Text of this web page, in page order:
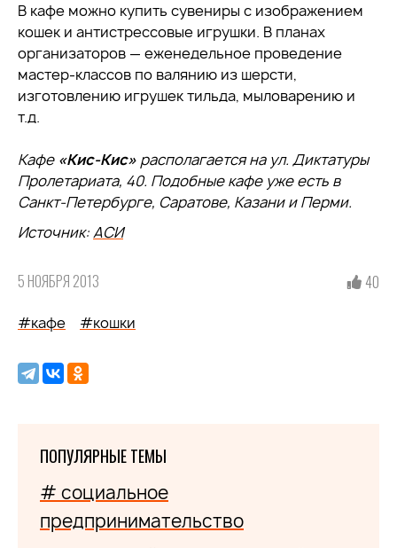
В кафе можно купить сувениры с изображением
кошек и антистрессовые игрушки. В планах
организаторов — еженедельное проведение
мастер-классов по валянию из шерсти,
изготовлению игрушек тильда, мыловарению и
т.д.
Кафе «Кис-Кис» располагается на ул. Диктатуры
Пролетариата, 40. Подобные кафе уже есть в
Санкт-Петербурге, Саратове, Казани и Перми.
Источник:АСИ
5 НОЯБРЯ 2013 40
#кафе #кошки
ПОПУЛЯРНЫЕ ТЕМЫ
# социальное
предпринимательство